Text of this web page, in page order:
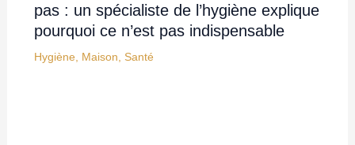
pas : un spécialiste de l’hygiène explique
pourquoi ce n’est pas indispensable
Hygiène, Maison, Santé